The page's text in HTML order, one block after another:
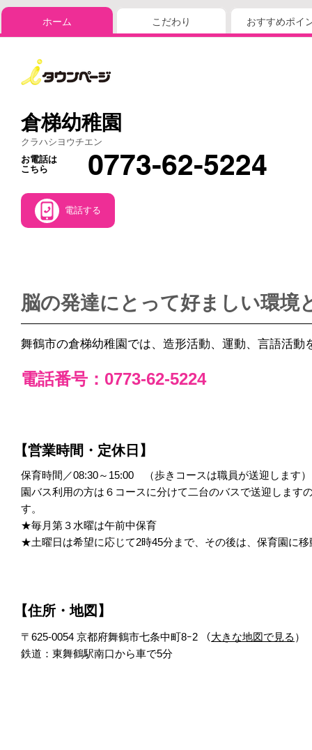
ホーム こだわり おすすめポイ
倉梯幼稚園
クラハシヨウチエン
お電話は
こちら
0773-62-5224
電話する
脳の発達にとって好ましい環境
舞鶴市の倉梯幼稚園では、造形活動、運動、言語活
電話番号：0773-62-5224
【営業時間・定休日】
保育時間／08:30～15:00 （歩きコースは職員が送迎します）
園バス利用の方は６コースに分けて二台のバスで送迎しま
す。
★毎月第３水曜は午前中保育
★土曜日は希望に応じて2時45分まで、その後は、保育園に移
【住所・地図】
〒625-0054 京都府舞鶴市七条中町8ｰ2 （大きな地図で見る ）
鉄道：東舞鶴駅南口から車で5分